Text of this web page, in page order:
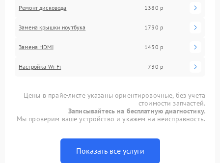
Ремонт дисковода 1380 р
Замена крышки ноутбука 1730 р
Замена HDMI 1430 р
Настройка Wi-Fi 730 р
Цены в прайс-листе указаны ориентировочные, без учета
стоимости запчастей.
Записывайтесь на бесплатную диагностику.
Мы проверим ваше устройство и укажем на неисправность.
Показать все услуги